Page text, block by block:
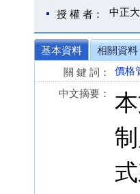
授 權 者： 中正
基本資料
相關資料
關 鍵 詞：
價格
中文摘要：